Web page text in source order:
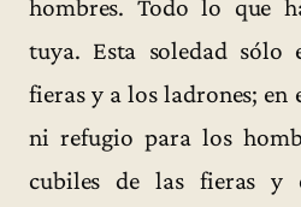
hombres. Todo lo que
tuya. Esta soledad sólo
fieras y a los ladrones; en
ni refugio para los
cubiles de las fieras y